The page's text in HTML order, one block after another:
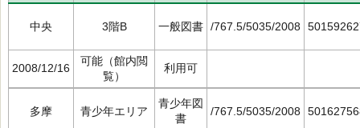
中央 3階B 一般図書 /767.5/5035/2008
2008/12/16
可能（館内閲
覧）
利用可
多摩 青少年エリア
青少年図
書
/767.5/5035/2008